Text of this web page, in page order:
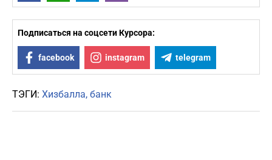
Подписаться на соцсети Курсора:
facebook instagram telegram
ТЭГИ: Хизбалла банк